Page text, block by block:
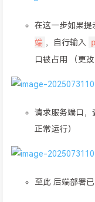
在这一步如果提
端 ，自行输入
口被占用 （更
请求服务端口，
正常运行）
至此 后端部署